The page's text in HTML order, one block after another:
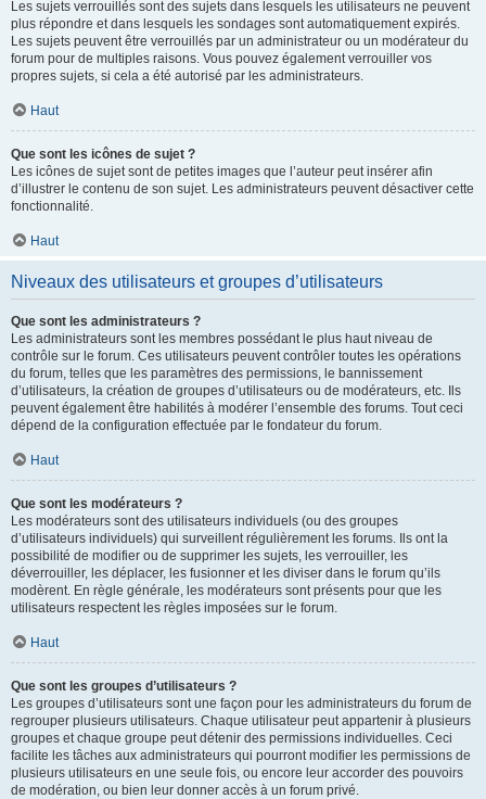
Les sujets verrouillés sont des sujets dans lesquels les utilisateurs ne peuvent
plus répondre et dans lesquels les sondages sont automatiquement expirés.
Les sujets peuvent être verrouillés par un administrateur ou un modérateur du
forum pour de multiples raisons. Vous pouvez également verrouiller vos
propres sujets, si cela a été autorisé par les administrateurs.
Haut
Que sont les icônes de sujet ?
Les icônes de sujet sont de petites images que l’auteur peut insérer afin
d’illustrer le contenu de son sujet. Les administrateurs peuvent désactiver cette
fonctionnalité.
Haut
Niveaux des utilisateurs et groupes d’utilisateurs
Que sont les administrateurs ?
Les administrateurs sont les membres possédant le plus haut niveau de
contrôle sur le forum. Ces utilisateurs peuvent contrôler toutes les opérations
du forum, telles que les paramètres des permissions, le bannissement
d’utilisateurs, la création de groupes d’utilisateurs ou de modérateurs, etc. Ils
peuvent également être habilités à modérer l’ensemble des forums. Tout ceci
dépend de la configuration effectuée par le fondateur du forum.
Haut
Que sont les modérateurs ?
Les modérateurs sont des utilisateurs individuels (ou des groupes
d’utilisateurs individuels) qui surveillent régulièrement les forums. Ils ont la
possibilité de modifier ou de supprimer les sujets, les verrouiller, les
déverrouiller, les déplacer, les fusionner et les diviser dans le forum qu’ils
modèrent. En règle générale, les modérateurs sont présents pour que les
utilisateurs respectent les règles imposées sur le forum.
Haut
Que sont les groupes d’utilisateurs ?
Les groupes d’utilisateurs sont une façon pour les administrateurs du forum de
regrouper plusieurs utilisateurs. Chaque utilisateur peut appartenir à plusieurs
groupes et chaque groupe peut détenir des permissions individuelles. Ceci
facilite les tâches aux administrateurs qui pourront modifier les permissions de
plusieurs utilisateurs en une seule fois, ou encore leur accorder des pouvoirs
de modération, ou bien leur donner accès à un forum privé.